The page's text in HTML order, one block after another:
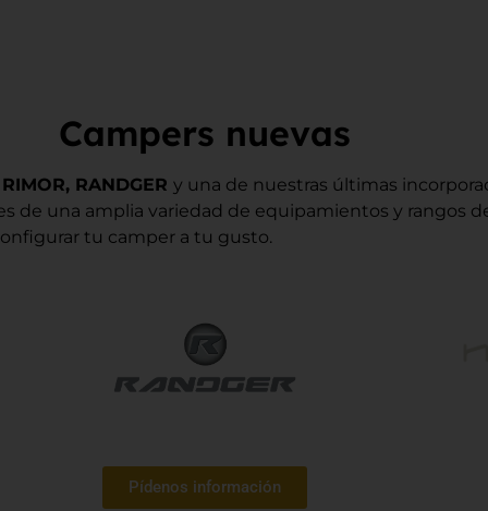
Campers nuevas
RIMOR, RANDGER y una de nuestras últimas
de una amplia variedad de equipamientos y rangos
tu camper a tu gusto.
Pídenos información